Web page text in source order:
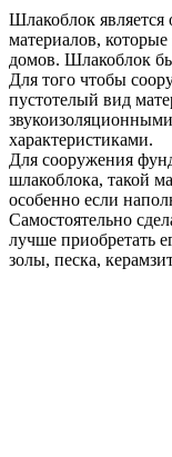
Шлакоблок
материалов,
домов. Шлакоблок
Для того чтобы
пустотелый вид
характеристиками.
Для сооружения
шлакоблока, такой
особенно если
Самостоятельно
лучше приобретать
золы, песка,